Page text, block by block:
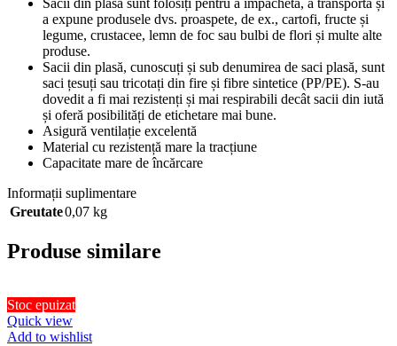
Sacii din plasă sunt folosiți pentru a împacheta, a transporta și
a expune produsele dvs. proaspete, de ex., cartofi, fructe și
legume, crustacee, lemn de foc sau bulbi de flori și multe alte
produse.
Sacii din plasă, cunoscuți și sub denumirea de saci plasă, sunt
saci țesuți sau tricotați din fire și fibre sintetice (PP/PE). S-au
dovedit a fi mai rezistenți și mai respirabili decât sacii din iută
și oferă posibilități de etichetare mai bune.
Asigură ventilație excelentă
Material cu rezistență mare la tracțiune
Capacitate mare de încărcare
Informații suplimentare
Greutate0,07 kg
Produse similare
Stoc epuizat
Quick view
Add to wishlist